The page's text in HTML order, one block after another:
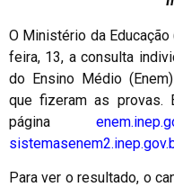
O Ministério da
feira, 13, a consulta
do Ensino Médio
que fizeram as provas.
página
Para ver o resultado, o